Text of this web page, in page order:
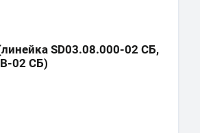
SD03.08.000-02 СБ,
02 СБ)